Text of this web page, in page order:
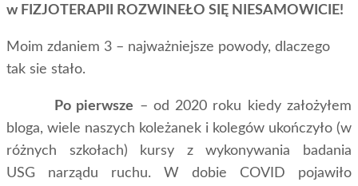
w FIZJOTERAPII ROZWINEŁO SIĘ NIESAMOWICIE!
Moim zdaniem 3 – najważniejsze powody, dlaczego
tak sie stało.
Po pierwsze – od 2020 roku kiedy założyłem
bloga, wiele naszych koleżanek i kolegów ukończyło (w
różnych szkołach) kursy z wykonywania badania
USG narządu ruchu. W dobie COVID pojawiło